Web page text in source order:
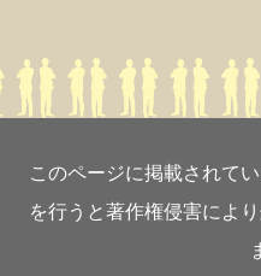
このページに掲載されて
を行うと著作権侵害によ